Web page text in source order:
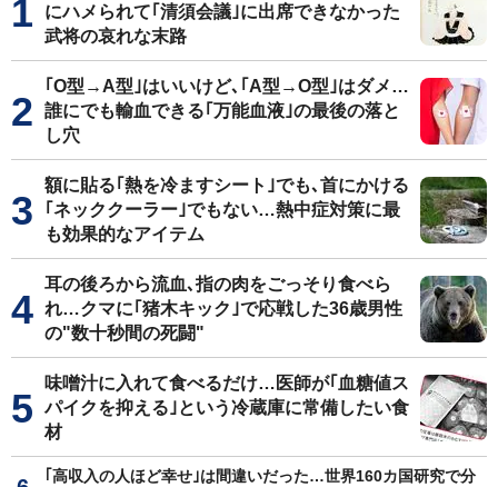
にハメられて｢清須会議｣に出席できなかった
武将の哀れな末路
｢O型→A型｣はいいけど､｢A型→O型｣はダメ…
誰にでも輸血できる｢万能血液｣の最後の落と
し穴
額に貼る｢熱を冷ますシート｣でも､首にかける
｢ネッククーラー｣でもない…熱中症対策に最
も効果的なアイテム
耳の後ろから流血､指の肉をごっそり食べら
れ…クマに｢猪木キック｣で応戦した36歳男性
の"数十秒間の死闘"
味噌汁に入れて食べるだけ…医師が｢血糖値ス
パイクを抑える｣という冷蔵庫に常備したい食
材
｢高収入の人ほど幸せ｣は間違いだった…世界160カ国研究で分